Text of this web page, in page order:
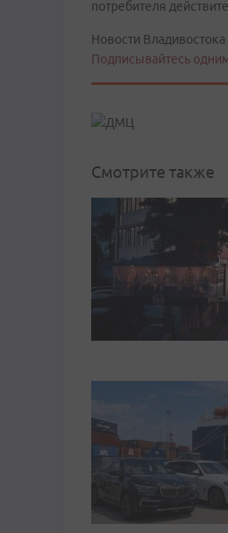
потребителя
Новости
Подписывайтесь
Смотрите также